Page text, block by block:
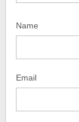
Name
Email